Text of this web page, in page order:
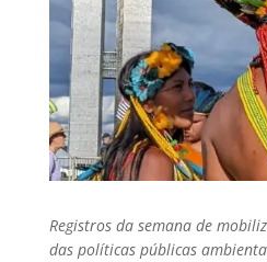
Registros da semana de
das políticas públicas